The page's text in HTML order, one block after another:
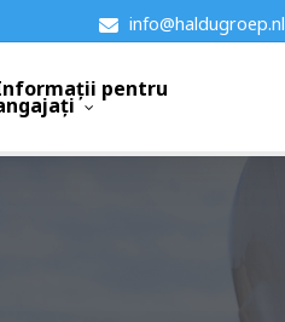
info@haldugroep.nl
pentru